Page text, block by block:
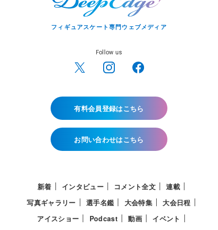
フィギュアスケート専門ウェブメディア
Follow us
有料会員登録はこちら
お問い合わせはこちら
新着 インタビュー コメント全文
連載
写真ギャラリー
選手名鑑 大会特集
大会日程
アイスショー
Podcast 動画
イベント